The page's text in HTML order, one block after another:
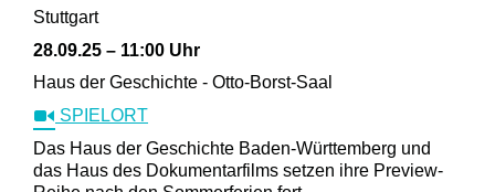
Stuttgart
28.09.25 – 11:00 Uhr
Haus der Geschichte - Otto-Borst-Saal
SPIELORT
Das Haus der Geschichte Baden-Württemberg und
das Haus des Dokumentarfilms setzen ihre Preview-